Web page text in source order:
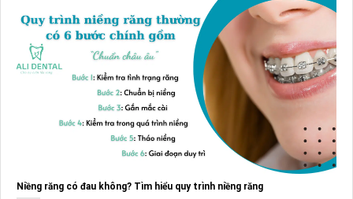
Niềng răng có đau không? Tìm hiểu quy trình niềng răng